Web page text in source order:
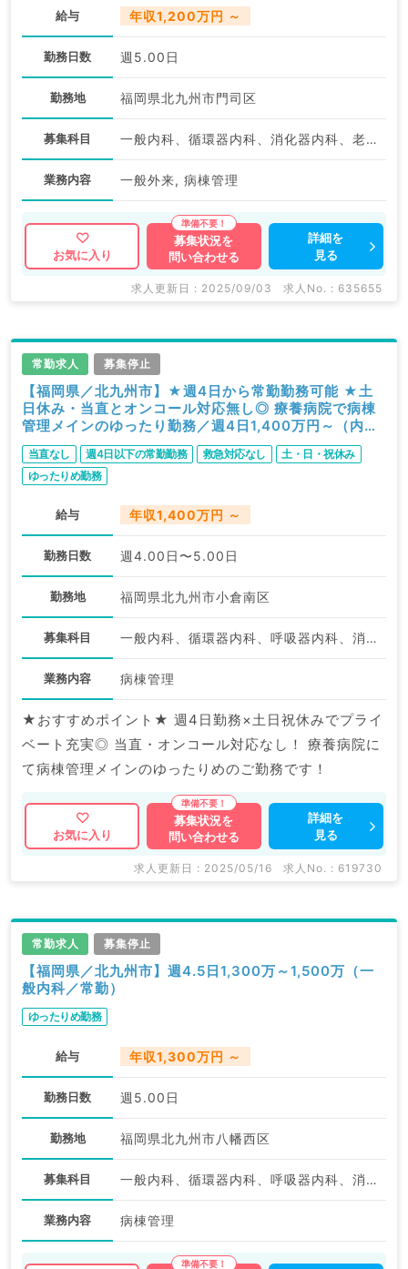
給与 年収1,200万円 ～
勤務日数 週5.00日
勤務地 福岡県北九州市門司区
募集科目 一般内科、循環器内科、消化器内科、老年内科、総合診療科、健診・人間ドック、科目不問
業務内容 一般外来, 病棟管理
お気に入り
募集状況を
問い合わせる
詳細を
見る
求人更新日 : 2025/09/03 求人No. : 635655
常勤求人 募集停止
【福岡県／北九州市】★週4日から常勤勤務可能 ★土
日休み・当直とオンコール対応無し◎ 療養病院で病棟
管理メインのゆったり勤務／週4日1,400万円～（内科
系・常勤）
当直なし 週4日以下の常勤勤務 救急対応なし
土・日・祝休み
ゆったりめ勤務
給与 年収1,400万円 ～
勤務日数 週4.00日〜5.00日
勤務地 福岡県北九州市小倉南区
募集科目 一般内科、循環器内科、呼吸器内科、消化器内科、内分泌・代謝内科
業務内容 病棟管理
★おすすめポイント★ 週4日勤務×土日祝休みでプライ
ベート充実◎ 当直・オンコール対応なし！ 療養病院に
て病棟管理メインのゆったりめのご勤務です！
お気に入り
募集状況を
問い合わせる
詳細を
見る
求人更新日 : 2025/05/16 求人No. : 619730
常勤求人 募集停止
【福岡県／北九州市】週4.5日1,300万～1,500万（一
般内科／常勤）
ゆったりめ勤務
給与 年収1,300万円 ～
勤務日数 週5.00日
勤務地 福岡県北九州市八幡西区
募集科目 一般内科、循環器内科、呼吸器内科、消化器内科、内分泌・代謝内科
業務内容 病棟管理